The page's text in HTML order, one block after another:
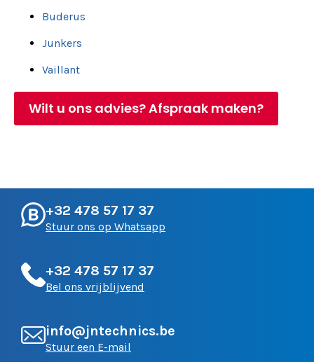
Buderus
Junkers
Vaillant
Wilt u ons advies? Afspraak maken?
+32 478 57 17 37
Stuur ons op Whatsapp
+32 478 57 17 37
Bel ons vrijblijvend
info@jntechnics.be
Stuur een E-mail